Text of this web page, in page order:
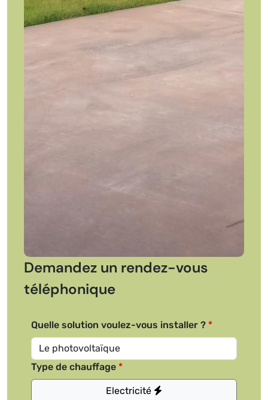
Demandez un rendez-vous
téléphonique
Quelle solution voulez-vous installer ?
Type de chauffage
Electricité